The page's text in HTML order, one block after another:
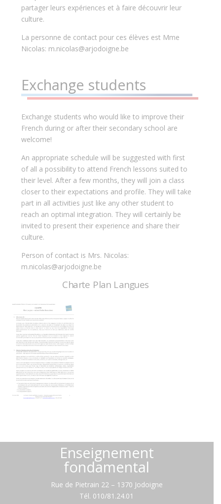
partager leurs expériences et à faire découvrir leur
culture.
La personne de contact pour ces élèves est Mme
Nicolas: m.nicolas@arjodoigne.be
Exchange students
Exchange students who would like to improve their
French during or after their secondary school are
welcome!
An appropriate schedule will be suggested with first
of all a possibility to attend French lessons suited to
their level. After a few months, they will join a class
closer to their expectations and profile. They will take
part in all activities just like any other student to
reach an optimal integration. They will certainly be
invited to present their experience and share their
culture.
Person of contact is Mrs. Nicolas:
m.nicolas@arjodoigne.be
Charte Plan Langues
Enseignement
fondamental
Rue de Pietrain 22 – 1370 Jodoigne
Tél. 010/81.24.01